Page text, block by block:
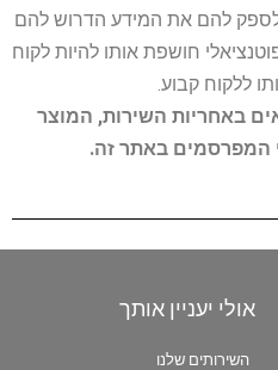
להם את המידע הדרוש להם
חושפת אותו להיות לקוח
ללקוח קבוע.
באחריות השירות, המוצר
המפרסמים באתר זה.
אולי יעניין אותך
השירותים שלנו